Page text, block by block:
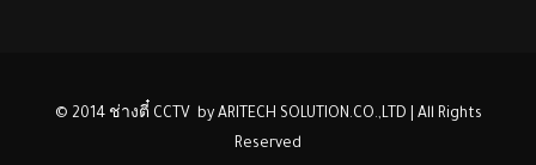
© 2014 ช่างตี๋ CCTV by ARITECH SOLUTION.CO.,LTD | All Rights
Reserved